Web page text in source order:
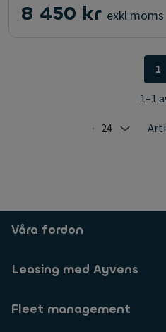
8 450 kr exkl moms
Selected: 24
24
1
1–1
Våra fordon
Leasing med Ayvens
Fleet management